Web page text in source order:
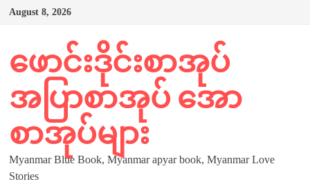
Skip
August 8, 2026
ဖောင်းဒိုင်းစာအုပ်
အပြာစာအုပ် အော
စာအုပ်များ
Myanmar Blue Book, Myanmar apyar book, Myanmar Love
Stories